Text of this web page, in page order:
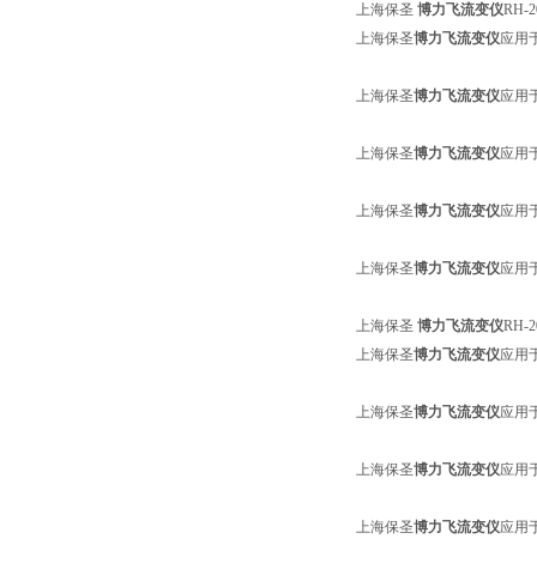
上海保圣 博力飞流变仪RH-
上海保圣博力飞流变仪应用
上海保圣博力飞流变仪应用
上海保圣博力飞流变仪应用
上海保圣博力飞流变仪应用
上海保圣博力飞流变仪应用
上海保圣 博力飞流变仪RH-
上海保圣博力飞流变仪应用
上海保圣博力飞流变仪应用
上海保圣博力飞流变仪应用
上海保圣博力飞流变仪应用